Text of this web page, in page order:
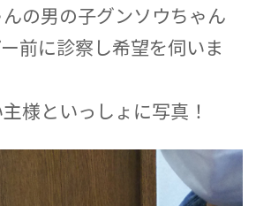
の男の子グンソウちゃん
前に診察し希望を伺いま
様といっしょに写真！